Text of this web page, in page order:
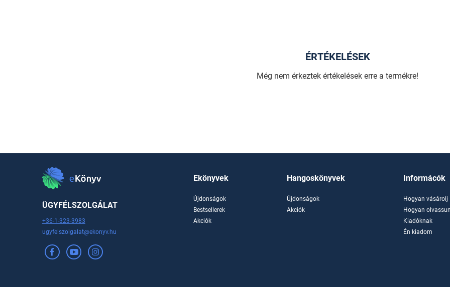
ÉRTÉKELÉSEK
Még nem érkeztek értékelések erre a termékre!
ÜGYFÉLSZOLGÁLAT
+36-1-323-3983
ugyfelszolgalat@ekonyv.hu
Ekönyvek
Újdonságok
Bestsellerek
Akciók
Hangoskönyvek
Újdonságok
Akciók
Informácók
Hogyan vásárolj
Hogyan
Kiadóknak
Én kiadom